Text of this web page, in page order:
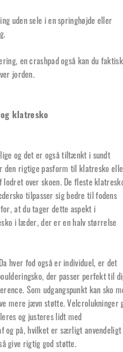
uden sele i en springhøjde eller
en crashpad også kan du faktisk
jorden.
klatresko
og det er også tiltænkt i sundt
den rigtige pasform til klatresko
over skoen. De fleste
tilpasser sig bedre til fodens
at du tager dette aspekt i
i læder, der er en halv størrelse
hver fod også er individuel, er det
der passer perfekt til
Som udgangspunkt kan sko
mere jævn støtte. Velcrolukninger
og justeres lidt med
og på, hvilket er særligt anvendeligt
give rigtig god støtte.